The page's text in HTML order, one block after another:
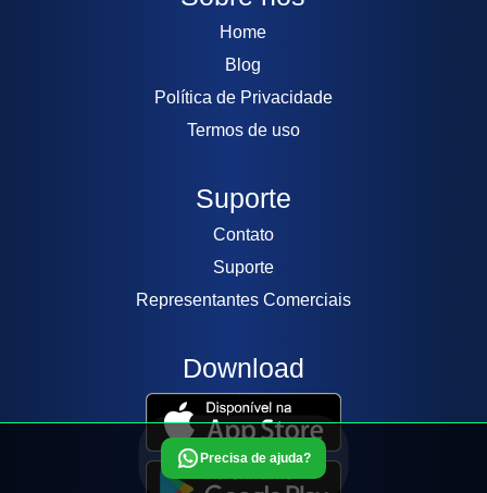
Precisa de ajuda?
Home
Blog
Política de Privacidade
Termos de uso
Suporte
Contato
Suporte
Representantes Comerciais
Download